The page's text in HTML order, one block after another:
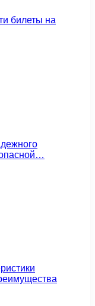
билеты на